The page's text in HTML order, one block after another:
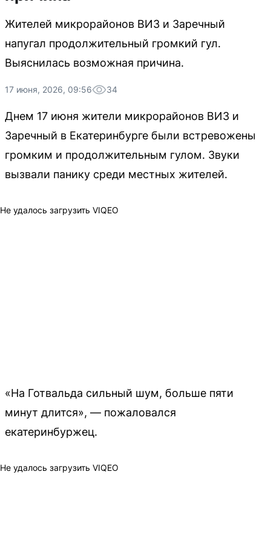
Жителей микрорайонов ВИЗ и Заречный
напугал продолжительный громкий гул.
Выяснилась возможная причина.
17 июня, 2026, 09:56 34
Днем 17 июня жители микрорайонов ВИЗ и
Заречный в Екатеринбурге были встревожены
громким и продолжительным гулом. Звуки
вызвали панику среди местных жителей.
Не удалось загрузить VIQEO
«На Готвальда сильный шум, больше пяти
минут длится», — пожаловался
екатеринбуржец.
Не удалось загрузить VIQEO